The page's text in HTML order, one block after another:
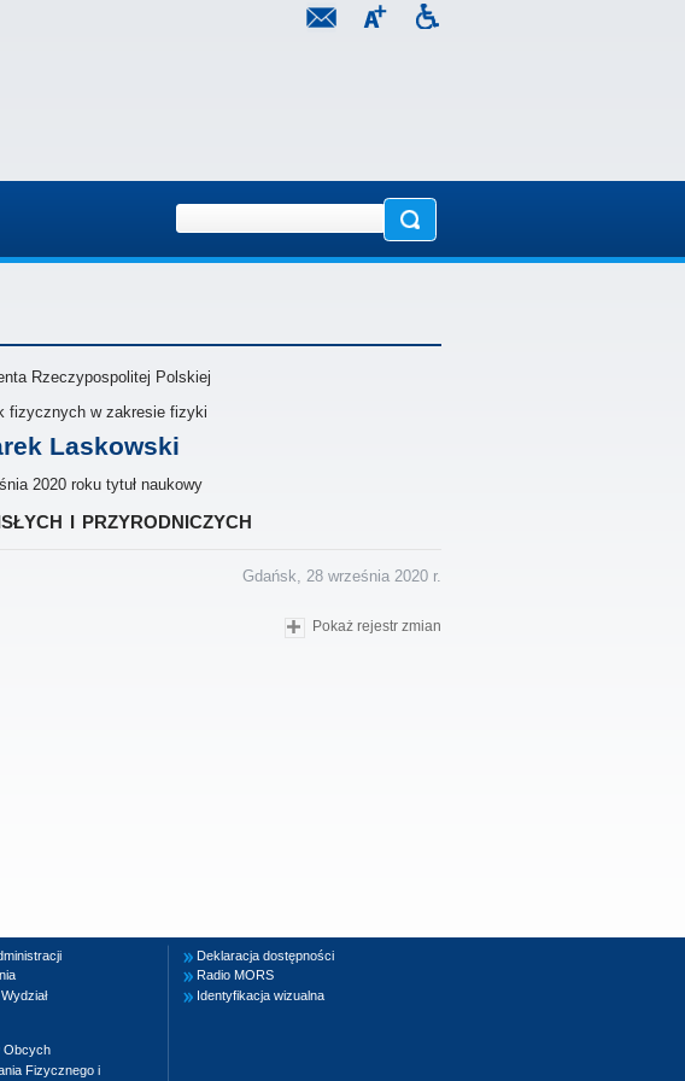
Rzeczypospolitej Polskiej
fizycznych w zakresie fizyki
Laskowski
2020 roku tytuł naukowy
i przyrodniczych
Gdańsk, 28 września 2020 r.
Pokaż rejestr zmian
Obcych
Fizycznego i
Deklaracja dostępności
Radio MORS
Identyfikacja wizualna